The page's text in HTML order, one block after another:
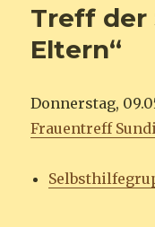
Treff der
Eltern“
Donnerstag,
Frauentreff